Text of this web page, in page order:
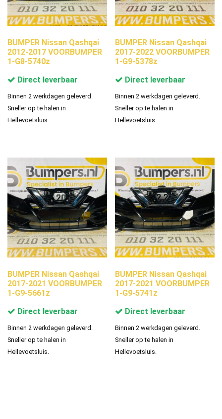
BUMPER Nissan Qashqai
2012-2017 VOORBUMPER
1-G8-5740z
Direct leverbaar
Binnen 2 werkdagen geleverd.
Sneller op te halen in
Hellevoetsluis.
BUMPER Nissan Qashqai
2017-2022 VOORBUMPER
1-G9-5378z
Direct leverbaar
Binnen 2 werkdagen geleverd.
Sneller op te halen in
Hellevoetsluis.
BUMPER Nissan Qashqai
2017-2021 VOORBUMPER
1-G9-5661z
Direct leverbaar
Binnen 2 werkdagen geleverd.
Sneller op te halen in
Hellevoetsluis.
BUMPER Nissan Qashqai
2017-2021 VOORBUMPER
1-G9-5741z
Direct leverbaar
Binnen 2 werkdagen geleverd.
Sneller op te halen in
Hellevoetsluis.